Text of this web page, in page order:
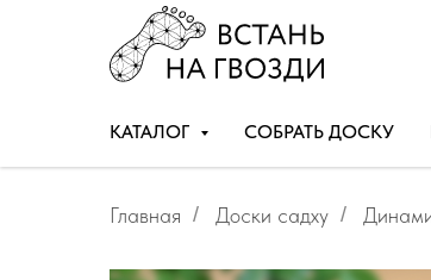
КАТАЛОГ СОБРАТЬ ДОСКУ
Главная / Доски садху /